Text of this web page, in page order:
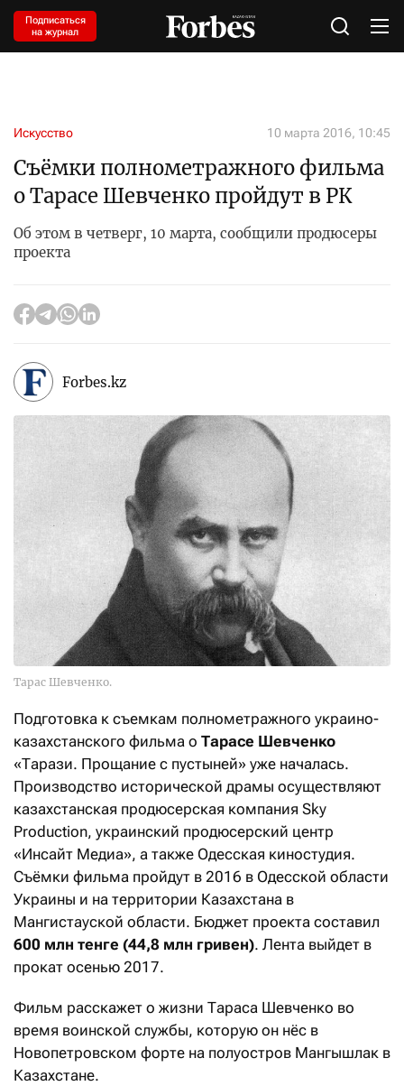
Подписаться
на журнал
Искусство 10 марта 2016, 10:45
Съёмки полнометражного фильма
о Тарасе Шевченко пройдут в РК
Об этом в четверг, 10 марта, сообщили продюсеры
проекта
Forbes.kz
Тарас Шевченко.
Подготовка к съемкам полнометражного украино-
казахстанского фильма о Тарасе Шевченко
«Тарази. Прощание с пустыней» уже началась.
Производство исторической драмы осуществляют
казахстанская продюсерская компания Sky
Production, украинский продюсерский центр
«Инсайт Медиа», а также Одесская киностудия.
Съёмки фильма пройдут в 2016 в Одесской области
Украины и на территории Казахстана в
Мангистауской области. Бюджет проекта составил
600 млн тенге (44,8 млн гривен). Лента выйдет в
прокат осенью 2017.
Фильм расскажет о жизни Тараса Шевченко во
время воинской службы, которую он нёс в
Новопетровском форте на полуостров Мангышлак в
Казахстане.